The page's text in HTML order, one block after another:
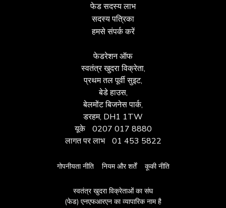
फेड सदस्य लाभ
सदस्य पत्रिका
हमसे संपर्क करें
फेडरेशन ऑफ
स्वतंत्र खुदरा विक्रेता,
प्रथम तल पूर्वी सुइट,
बेडे हाउस,
बेलमोंट बिजनेस पार्क,
डरहम, DH1 1TW
यूके 0207 017 8880
लागत पर लाभ 01 453 5822
गोपनीयता नीति नियम और शर्तें कूकी नीति
स्वतंत्र खुदरा विक्रेताओं का संघ
(फेड) एनएफआरएन का व्यापारिक नाम है